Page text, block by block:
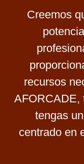
Creemos
recursos
AFORCADE,
tengas
centrado en